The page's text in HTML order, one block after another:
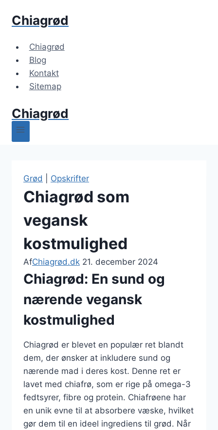
Chiagrød
Chiagrød
Blog
Kontakt
Sitemap
Chiagrød
Grød Opskrifter
Chiagrød som
vegansk
kostmulighed
AfChiagrød.dk 21. december 2024
Chiagrød: En sund og
nærende vegansk
kostmulighed
Chiagrød er blevet en populær ret blandt
dem, der ønsker at inkludere sund og
nærende mad i deres kost. Denne ret er
lavet med chiafrø, som er rige på omega-3
fedtsyrer, fibre og protein. Chiafrøene har
en unik evne til at absorbere væske, hvilket
gør dem til en ideel ingrediens til grød. Når